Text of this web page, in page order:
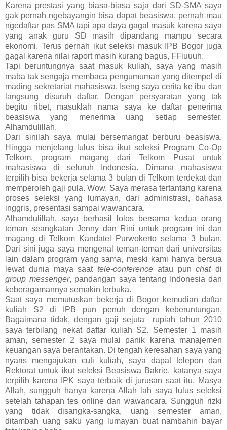
Karena prestasi yang biasa-biasa saja dari SD-SMA saya
gak pernah ngebayangin bisa dapat beasiswa, pernah mau
ngedaftar pas SMA tapi apa daya gagal masuk karena saya
yang anak guru SD masih dipandang mampu secara
ekonomi. Terus pernah ikut seleksi masuk IPB Bogor juga
gagal karena nilai raport masih kurang bagus, FFiuuuh.
Tapi beruntungnya saat masuk kuliah, saya yang masih
maba tak sengaja membaca pengumuman yang ditempel di
mading sekretariat mahasiswa. Iseng saya cerita ke ibu dan
langsung disuruh daftar. Dengan persyaratan yang tak
begitu ribet, masuklah nama saya ke daftar penerima
beasiswa yang menerima uang setiap semester.
Alhamdulillah.
Dari sinilah saya mulai bersemangat berburu beasiswa.
Hingga menjelang lulus bisa ikut seleksi Program Co-Op
Telkom, program magang dari Telkom Pusat untuk
mahasiswa di seluruh Indonesia. Dimana mahasiswa
terpilih bisa bekerja selama 3 bulan di Telkom terdekat dan
memperoleh gaji pula. Wow. Saya merasa tertantang karena
proses seleksi yang lumayan, dari administrasi, bahasa
inggris, presentasi sampai wawancara.
Alhamdulillah, saya berhasil lolos bersama kedua orang
teman seangkatan Jenny dan Rini untuk program ini dan
magang di Telkom Kandatel Purwokerto selama 3 bulan.
Dari sini juga saya mengenal teman-teman dari universitas
lain dalam program yang sama, meski kami hanya bersua
lewat dunia maya saat tele-conference atau punchat di
group messenger, pandangan saya tentang Indonesia dan
keberagamannya semakin terbuka.
Saat saya memutuskan bekerja di Bogor kemudian daftar
kuliah S2 di IPB pun penuh dengan keberuntungan.
Bagaimana tidak, dengan gaji sejuta
rupiah tahun 2010
saya terbilang nekat daftar kuliah S2. Semester 1 masih
aman, semester 2 saya mulai panik karena manajemen
keuangan saya berantakan. Di tengah keresahan saya yang
nyaris mengajukan cuti kuliah, saya dapat telepon dari
Rektorat untuk ikut seleksi Beasiswa Bakrie, katanya saya
terpilih karena IPK saya terbaik di jurusan saat itu. Masya
Allah, sungguh hanya karena Allah lah saya lulus seleksi
setelah tahapan tes online dan wawancara. Sungguh rizki
yang tidak disangka-sangka, uang semester aman,
ditambah uang saku yang lumayan buat nambahin bayar